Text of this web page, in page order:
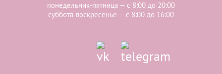
понедельник-пятница — с 8:00 до 20:00
суббота-воскресенье — с 8:00 до 16:00